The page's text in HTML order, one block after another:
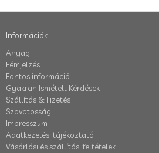
Információk
Anyag
Fémjelzés
Fontos információ
Gyakran Ismételt Kérdések
Szállítás & Fizetés
Szavatosság
Impresszum
Adatkezelési tájékoztató
Vásárlási és szállítási feltételek